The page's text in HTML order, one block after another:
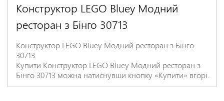
Конструктор LEGO Bluey Модний
ресторан з Бінго 30713
Конструктор LEGO Bluey Модний ресторан з Бінго
30713
Купити Конструктор LEGO Bluey Модний ресторан з
Бінго 30713 можна натиснувши кнопку «Купити» вгорі.
Залишіть відгук про цей товар першими
*
Ім'я
Заголовок відгуку